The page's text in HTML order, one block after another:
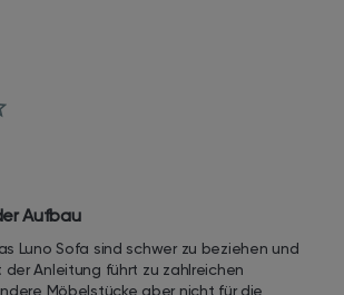
Aufbau
Luno Sofa sind schwer zu beziehen und
Anleitung führt zu zahlreichen
Möbelstücke aber nicht für die